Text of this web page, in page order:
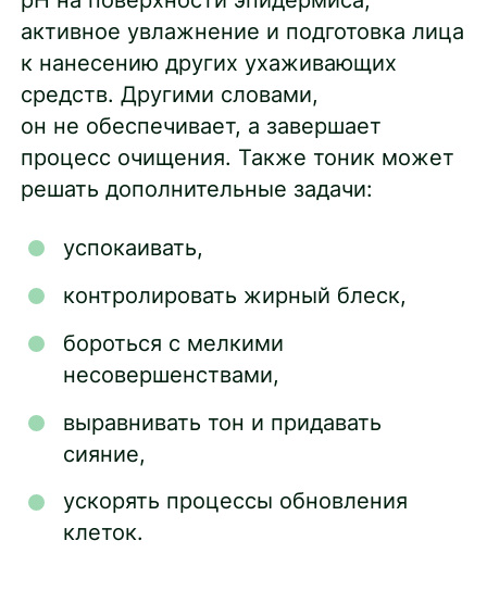
активное увлажнение и подготовка лица
к нанесению других ухаживающих
средств. Другими словами,
он не обеспечивает, а завершает
процесс очищения. Также тоник может
решать дополнительные задачи:
успокаивать,
контролировать жирный блеск,
бороться с мелкими
несовершенствами,
выравнивать тон и придавать
сияние,
ускорять процессы обновления
клеток.